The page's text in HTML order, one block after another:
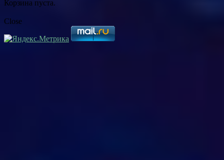
Корзина пуста.
Close